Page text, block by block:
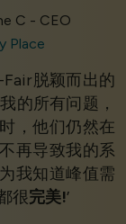
C - CEO
Place
脱颖而出的
的所有问题，
，他们仍然在
再导致我的系
我知道峰值需
很完美!’